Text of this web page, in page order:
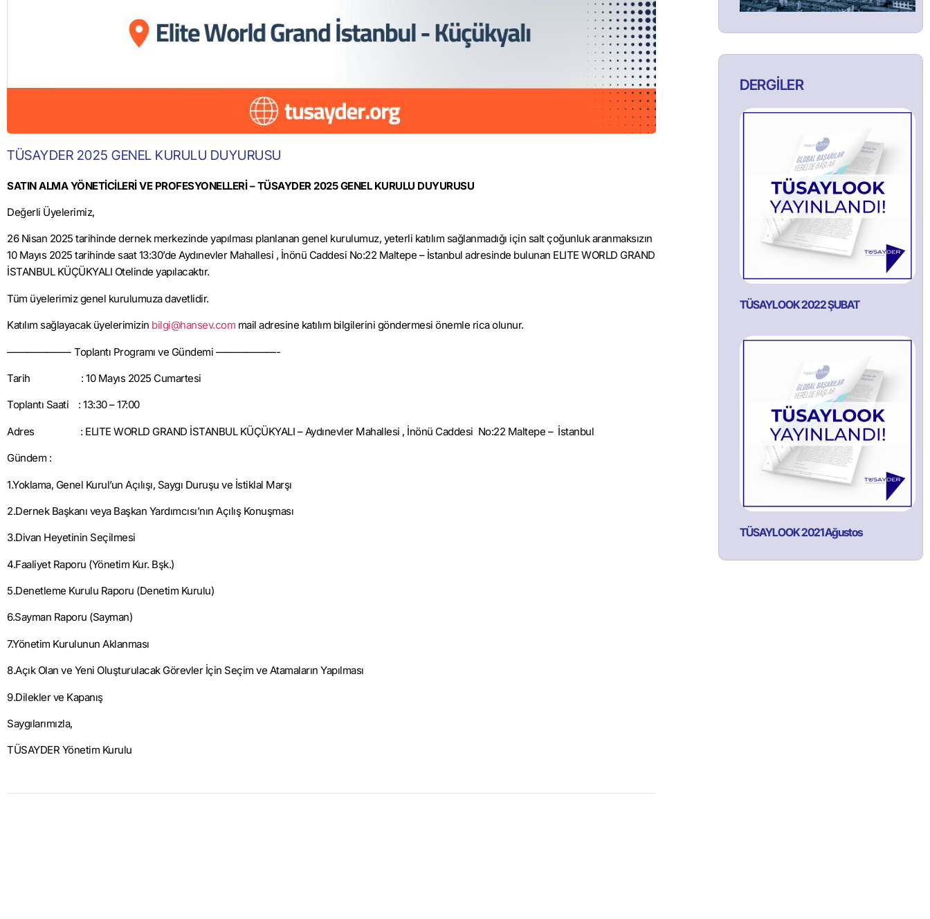
TÜSAYDER 2025 GENEL KURULU DUYURUSU
SATIN ALMA YÖNETİCİLERİ VE PROFESYONELLERİ –TÜSAYDER 2025GENEL KURULU DUYURUSU
Değerli Üyelerimiz,
26 Nisan 2025 tarihinde dernek merkezinde yapılması planlanan genel kurulumuz, yeterli katılım sağlanmadığı için salt çoğunluk aranmaksızın
10Mayıs 2025 tarihinde saat 13:30’de Aydınevler Mahallesi , İnönü Caddesi No:22 Maltepe – İstanbul adresinde bulunan ELITE WORLD GRAND
İSTANBUL KÜÇÜKYALI Otelinde yapılacaktır.
Tüm üyelerimizgenel kurulumuzadavetlidir.
Katılım sağlayacak üyelerimizin bilgi@hansev.com mail adresine katılım bilgilerini göndermesi önemle rica olunur.
——————- Toplantı Programı ve Gündemi ——————-
Tarih : 10Mayıs2025 Cumartesi
Toplantı Saati : 13:30 – 17:00
Adres : ELITE WORLD GRAND İSTANBUL KÜÇÜKYALI – Aydınevler Mahallesi , İnönü Caddesi No:22 Maltepe – İstanbul
Gündem :
1.Yoklama, Genel Kurul’un Açılışı, Saygı Duruşu ve İstiklal Marşı
2.Dernek Başkanı veya Başkan Yardımcısı’nın Açılış Konuşması
3.Divan Heyetinin Seçilmesi
4.Faaliyet Raporu (Yönetim Kur. Bşk.)
5.Denetleme Kurulu Raporu (Denetim Kurulu)
6.Sayman Raporu (Sayman)
7.Yönetim Kurulunun Aklanması
8.Açık Olan ve Yeni Oluşturulacak Görevler İçin Seçim ve Atamaların Yapılması
9.Dilekler ve Kapanış
Saygılarımızla,
TÜSAYDER Yönetim Kurulu
DERGİLER
TÜSAYLOOK 2022 ŞUBAT
TÜSAYLOOK 2021 Ağustos